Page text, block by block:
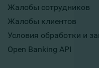
Жалобы сотрудников
Жалобы клиентов
Условия обработки и
Open Banking API